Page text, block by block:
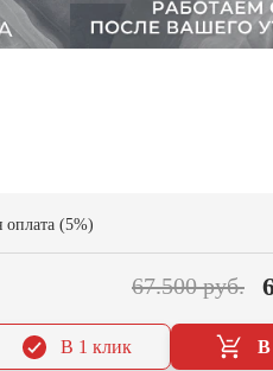
оплата (5%)
67.500 руб.
В
В 1 клик